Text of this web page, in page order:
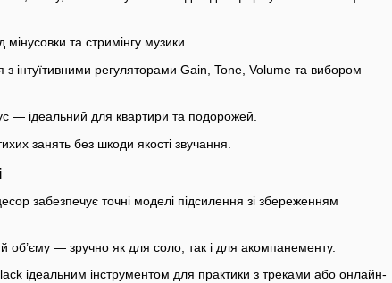
мінусовки та стримінгу музики.
з інтуїтивними регуляторами Gain, Tone, Volume та вибором
— ідеальний для квартири та подорожей.
занять без шкоди якості звучання.
забезпечує точні моделі підсилення зі збереженням
об’єму — зручно як для соло, так і для акомпанементу.
ідеальним інструментом для практики з треками або онлайн-